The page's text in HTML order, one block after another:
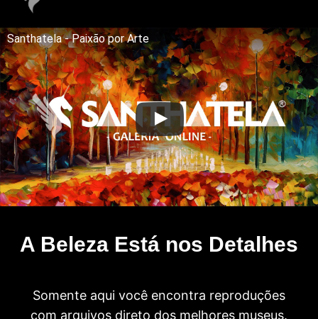
Santhatela - Paixão por Arte
A Beleza Está nos Detalhes
Somente aqui você encontra reproduções
com arquivos direto dos melhores museus.